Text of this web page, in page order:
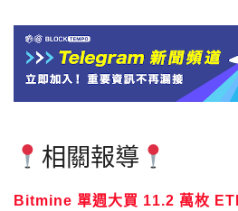
相關報導
Bitmine 單週大買 11.2 萬枚